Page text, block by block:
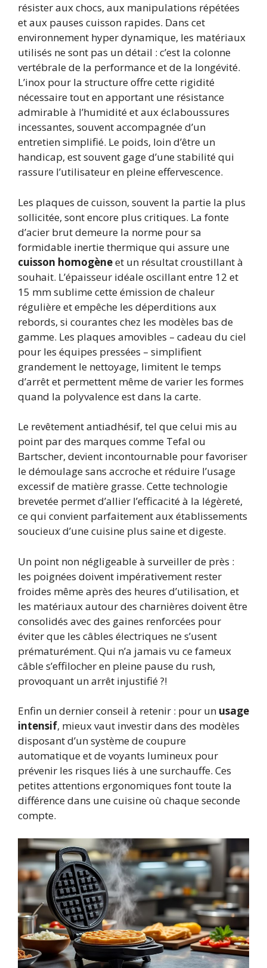
résister aux chocs, aux manipulations répétées
et aux pauses cuisson rapides. Dans cet
environnement hyper dynamique, les matériaux
utilisés ne sont pas un détail : c’est la colonne
vertébrale de la performance et de la longévité.
L’inox pour la structure offre cette rigidité
nécessaire tout en apportant une résistance
admirable à l’humidité et aux éclaboussures
incessantes, souvent accompagnée d’un
entretien simplifié. Le poids, loin d’être un
handicap, est souvent gage d’une stabilité qui
rassure l’utilisateur en pleine effervescence.
Les plaques de cuisson, souvent la partie la plus
sollicitée, sont encore plus critiques. La fonte
d’acier brut demeure la norme pour sa
formidable inertie thermique qui assure une
cuisson homogèneet un résultat croustillant à
souhait. L’épaisseur idéale oscillant entre 12 et
15 mm sublime cette émission de chaleur
régulière et empêche les déperditions aux
rebords, si courantes chez les modèles bas de
gamme. Les plaques amovibles – cadeau du ciel
pour les équipes pressées – simplifient
grandement le nettoyage, limitent le temps
d’arrêt et permettent même de varier les formes
quand la polyvalence est dans la carte.
Le revêtement antiadhésif, tel que celui mis au
point par des marques comme Tefal ou
Bartscher, devient incontournable pour favoriser
le démoulage sans accroche et réduire l’usage
excessif de matière grasse. Cette technologie
brevetée permet d’allier l’efficacité à la légèreté,
ce qui convient parfaitement aux établissements
soucieux d’une cuisine plus saine et digeste.
Un point non négligeable à surveiller de près :
les poignées doivent impérativement rester
froides même après des heures d’utilisation, et
les matériaux autour des charnières doivent être
consolidés avec des gaines renforcées pour
éviter que les câbles électriques ne s’usent
prématurément. Qui n’a jamais vu ce fameux
câble s’effilocher en pleine pause du rush,
provoquant un arrêt injustifié ?!
Enfin un dernier conseil à retenir : pour un usage
intensif, mieux vaut investir dans des modèles
disposant d’un système de coupure
automatique et de voyants lumineux pour
prévenir les risques liés à une surchauffe. Ces
petites attentions ergonomiques font toute la
différence dans une cuisine où chaque seconde
compte.